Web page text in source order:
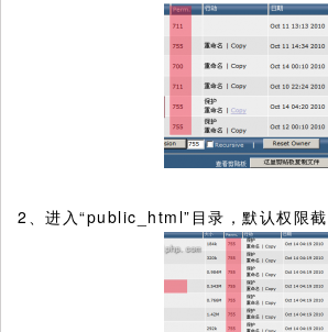
2、进入“public_html”目录，默认权限